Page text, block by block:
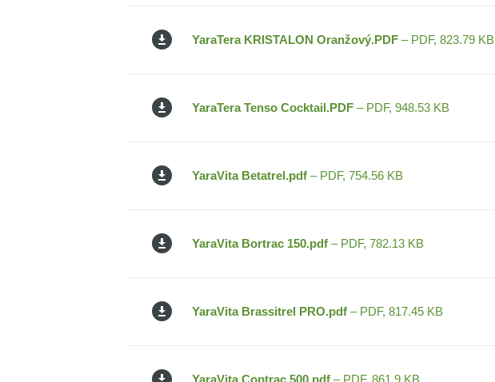
YaraTera KRISTALON Oranžový.PDF – PDF, 823.79 KB
YaraTera Tenso Cocktail.PDF – PDF, 948.53 KB
YaraVita Betatrel.pdf – PDF, 754.56 KB
YaraVita Bortrac 150.pdf – PDF, 782.13 KB
YaraVita Brassitrel PRO.pdf – PDF, 817.45 KB
YaraVita Coptrac 500.pdf – PDF, 861.9 KB